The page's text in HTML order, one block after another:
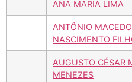
ANA MARIA LIMA
ANTÔNIO MACEDO
NASCIMENTO
AUGUSTO CÉSAR
MENEZES